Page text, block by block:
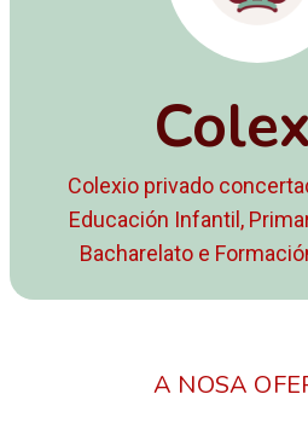
Colexio privado
Educación Infantil,
Bacharelato e
A NOSA